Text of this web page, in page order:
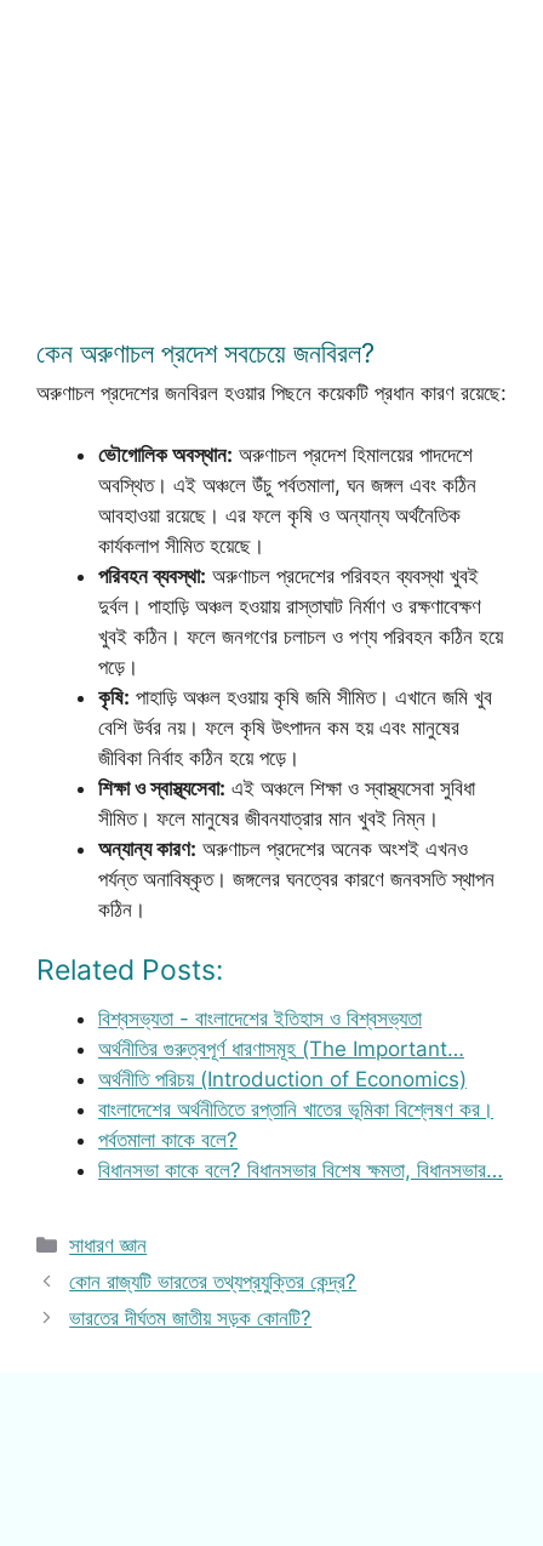
কেন অরুণাচল প্রদেশ সবচেয়ে জনবিরল?
অরুণাচল প্রদেশের জনবিরল হওয়ার পিছনে কয়েকটি প্রধান কারণ রয়েছে:
ভৌগোলিক অবস্থান: অরুণাচল প্রদেশ হিমালয়ের পাদদেশে
অবস্থিত। এই অঞ্চলে উঁচু পর্বতমালা, ঘন জঙ্গল এবং কঠিন
আবহাওয়া রয়েছে। এর ফলে কৃষি ও অন্যান্য অর্থনৈতিক
কার্যকলাপ সীমিত হয়েছে।
পরিবহন ব্যবস্থা: অরুণাচল প্রদেশের পরিবহন ব্যবস্থা খুবই
দুর্বল। পাহাড়ি অঞ্চল হওয়ায় রাস্তাঘাট নির্মাণ ও রক্ষণাবেক্ষণ
খুবই কঠিন। ফলে জনগণের চলাচল ও পণ্য পরিবহন কঠিন হয়ে
পড়ে।
কৃষি: পাহাড়ি অঞ্চল হওয়ায় কৃষি জমি সীমিত। এখানে জমি খুব
বেশি উর্বর নয়। ফলে কৃষি উৎপাদন কম হয় এবং মানুষের
জীবিকা নির্বাহ কঠিন হয়ে পড়ে।
শিক্ষা ও স্বাস্থ্যসেবা: এই অঞ্চলে শিক্ষা ও স্বাস্থ্যসেবা সুবিধা
সীমিত। ফলে মানুষের জীবনযাত্রার মান খুবই নিম্ন।
অন্যান্য কারণ: অরুণাচল প্রদেশের অনেক অংশই এখনও
পর্যন্ত অনাবিষ্কৃত। জঙ্গলের ঘনত্বের কারণে জনবসতি স্থাপন
কঠিন।
Related Posts:
বিশ্বসভ্যতা - বাংলাদেশের ইতিহাস ও বিশ্বসভ্যতা
অর্থনীতির গুরুত্বপূর্ণ ধারণাসমূহ (The Important…
অর্থনীতি পরিচয় (Introduction of Economics)
বাংলাদেশের অর্থনীতিতে রপ্তানি খাতের ভূমিকা বিশ্লেষণ কর।
পর্বতমালা কাকে বলে?
বিধানসভা কাকে বলে? বিধানসভার বিশেষ ক্ষমতা, বিধানসভার…
Categories
সাধারণ জ্ঞান
কোন রাজ্যটি ভারতের তথ্যপ্রযুক্তির কেন্দ্র?
ভারতের দীর্ঘতম জাতীয় সড়ক কোনটি?